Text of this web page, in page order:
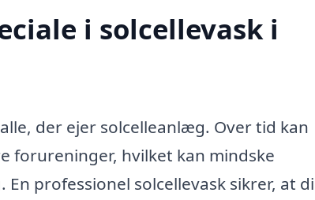
i solcellevask i
der ejer solcelleanlæg. Over tid kan
forureninger, hvilket kan mindske
professionel solcellevask sikrer, at